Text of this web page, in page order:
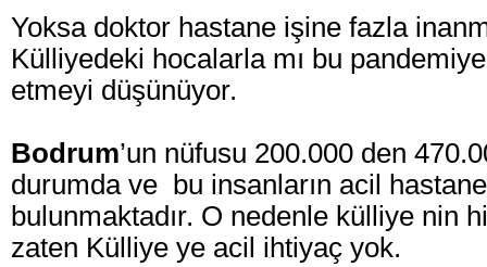
Yoksa doktor hastane işine fazla
Külliyedeki hocalarla mı bu
etmeyi düşünüyor.
Bodrum’un nüfusu 200.000 den
durumda ve bu insanların acil
bulunmaktadır. O nedenle külliye nin
zaten Külliye ye acil ihtiyaç yok.